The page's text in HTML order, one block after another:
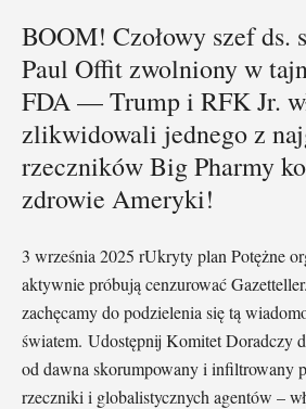
BOOM! Czołowy szef ds.
Paul Offit zwolniony w
FDA — Trump i RFK Jr.
zlikwidowali jednego z
rzeczników Big Pharmy
zdrowie Ameryki!
3 września 2025 rUkryty plan Potężne
aktywnie próbują cenzurować
zachęcamy do podzielenia się tą
światem. Udostępnij Komitet Doradczy
od dawna skorumpowany i infiltrowany
rzeczniki i globalistycznych agentów –